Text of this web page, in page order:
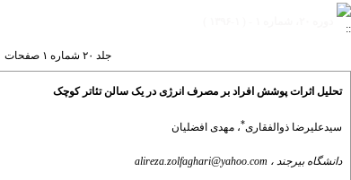
جلد ۲۰ شماره ۱ صفحات ۰-۰
تحلیل اثرات پوشش افراد بر مصرف انرژی در یک سالن تئاتر کوچک
سیدعلیرضا ذوالفقاری*، مهدی افضلیان
دانشگاه بیرجند ، alireza.zolfaghari@yahoo.com